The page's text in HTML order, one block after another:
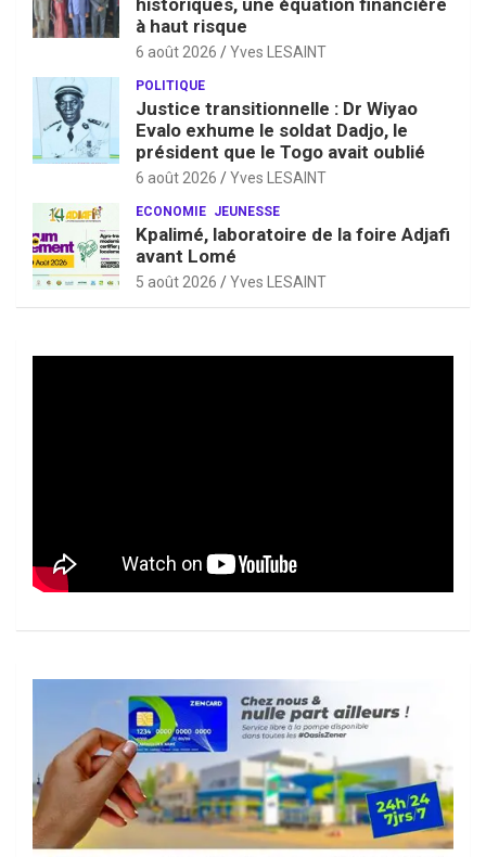
à haut risque
6 août 2026 Yves LESAINT
POLITIQUE
Justice transitionnelle : Dr Wiyao
Evalo exhume le soldat Dadjo, le
président que le Togo avait oublié
6 août 2026 Yves LESAINT
ECONOMIE JEUNESSE
Kpalimé, laboratoire de la foire Adjafi
avant Lomé
5 août 2026 Yves LESAINT